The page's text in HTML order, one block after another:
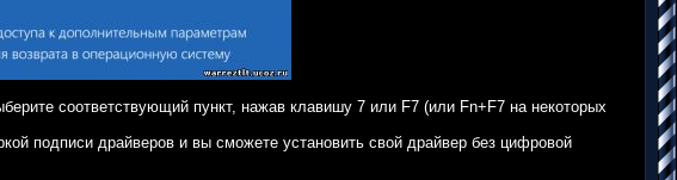
соответствующий пункт, нажав клавишу 7 или F7 (или Fn+F7 на некоторых
подписи драйверов и вы сможете установить свой драйвер без цифровой